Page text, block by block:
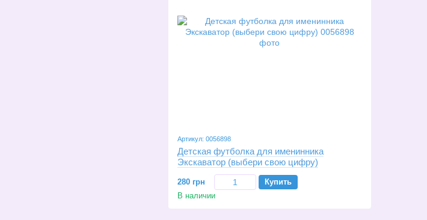
Артикул: 0056898
Детская футболка для именинника
Экскаватор (выбери свою цифру)
280 грн
Купить
В наличии